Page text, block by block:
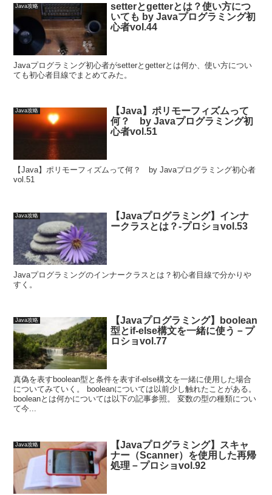
Java攻略
setterとgetterとは？使い方につ
いても by Javaプログラミング初
心者vol.44
Javaプログラミング初心者がsetterとgetterとは何か、使い方につい
ても初心者目線でまとめてみた。
Java攻略
【Java】ポリモーフィズムって
何？ by Javaプログラミング初
心者vol.51
【Java】ポリモーフィズムって何？ by Javaプログラミング初心者
vol.51
Java攻略
【Javaプログラミング】インナ
ークラスとは？-プロショvol.53
Javaプログラミングのインナークラスとは？初心者目線で分かりや
すく。
Java攻略
【Javaプログラミング】boolean
型とif-else構文を一緒に使う－プ
ロショvol.77
真偽を表すboolean型と条件を表すif-else構文を一緒に使用した場合
についてみていく。 booleanについては以前少し触れたことがある。
booleanとは何かについては以下の記事参照。 変数の型の種類につい
て今...
Java攻略
【Javaプログラミング】スキャ
ナー（Scanner）を使用した再帰
処理－プロショvol.92